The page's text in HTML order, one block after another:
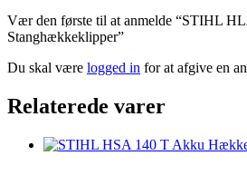
Vær den første til at anmelde “STIHL
Stanghækkeklipper”
Du skal være logged in for at afgive en
Relaterede varer